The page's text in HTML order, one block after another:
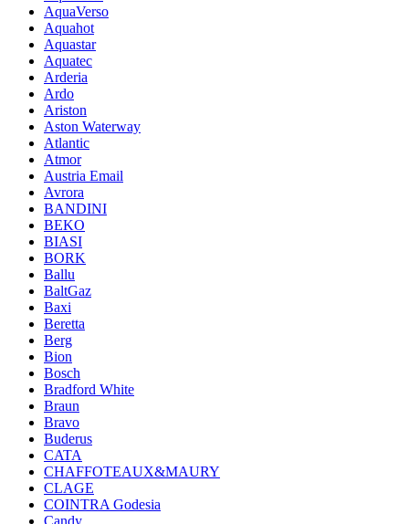
AquaVerso
Aquahot
Aquastar
Aquatec
Arderia
Ardo
Ariston
Aston Waterway
Atlantic
Atmor
Austria Email
Avrora
BANDINI
BEKO
BIASI
BORK
Ballu
BaltGaz
Baxi
Beretta
Berg
Bion
Bosch
Bradford White
Braun
Bravo
Buderus
CATA
CHAFFOTEAUX&MAURY
CLAGE
COINTRA Godesia
Candy